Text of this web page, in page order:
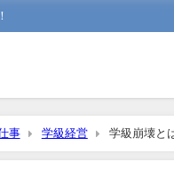
事 学級経営 学級崩壊と